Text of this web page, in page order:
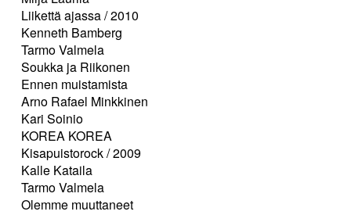
Liikettä ajassa / 2010
Kenneth Bamberg
Tarmo Valmela
Soukka ja Riikonen
Ennen muistamista
Arno Rafael Minkkinen
Kari Soinio
KOREA KOREA
Kisapuistorock / 2009
Kalle Kataila
Tarmo Valmela
Olemme muuttaneet